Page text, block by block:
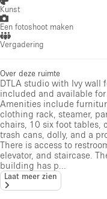
Kunst
Een fotoshoot maken
Vergadering
Over deze ruimte
DTLA studio with Ivy wall
included and available
Amenities include
clothing rack, steamer,
chairs, 10 six foot tables,
trash cans, dolly, and a
There is access to
elevator, and staircase.
building has p...
Laat meer zien